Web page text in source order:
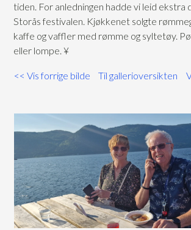
tiden. For anledningen hadde vi leid ekstra
Storås festivalen. Kjøkkenet solgte
kaffe og vaffler med rømme og syltetøy.
eller lompe. ¥
<< Vis forrige bilde Til gallerioversikten